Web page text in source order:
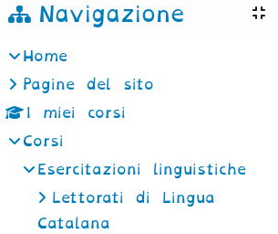
Navigazione
Home
Pagine del sito
I miei corsi
Corsi
Esercitazioni linguistiche
Lettorati di Lingua
Catalana